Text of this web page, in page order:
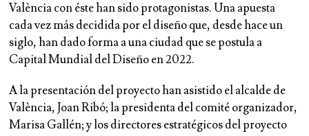
València con éste han sido protagonistas. Una apuesta
cada vez más decidida por el diseño que, desde hace un
siglo, han dado forma a una ciudad que se postula a
Capital Mundial del Diseño en 2022.
A la presentación del proyecto han asistido el alcalde de
València, Joan Ribó; la presidenta del comité organizador,
Marisa Gallén; y los directores estratégicos del proyecto